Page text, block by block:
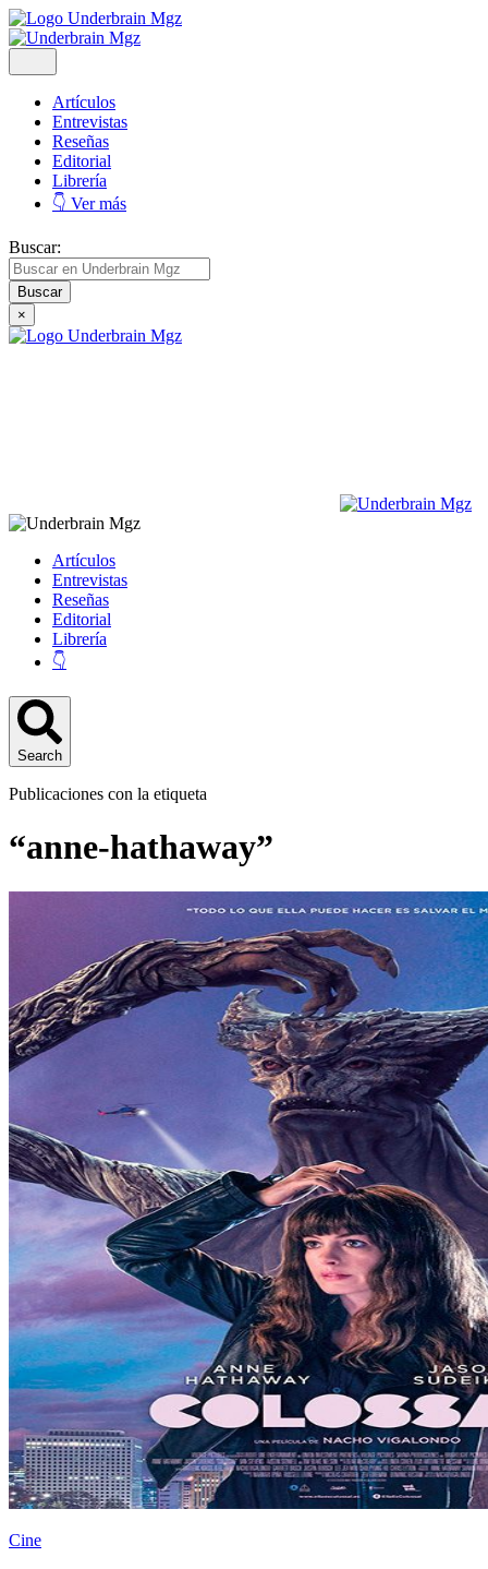
Artículos
Entrevistas
Reseñas
Editorial
Librería
👇 Ver más
Buscar:
×
Artículos
Entrevistas
Reseñas
Editorial
Librería
👇
Search
Publicaciones con la etiqueta
“anne-hathaway”
Cine